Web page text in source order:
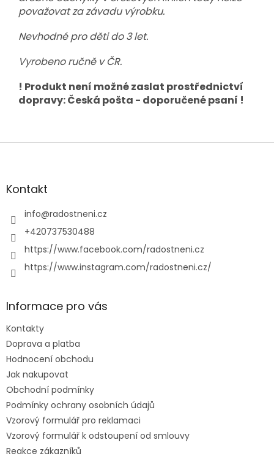
považovat za závadu výrobku.
Nevhodné pro děti do 3 let.
Vyrobeno ručně v ČR.
! Produkt není možné zaslat prostřednictví
dopravy: Česká pošta - doporučené psaní !
Z
aKontakt
info@radostneni.cz
+420737530488
https://www.facebook.com/radostneni.cz
https://www.instagram.com/radostneni.cz/
Informace pro vás
Kontakty
Doprava a platba
Hodnocení obchodu
Jak nakupovat
Obchodní podmínky
Podmínky ochrany osobních údajů
Vzorový formulář pro reklamaci
Vzorový formulář k odstoupení od smlouvy
Reakce zákazníků